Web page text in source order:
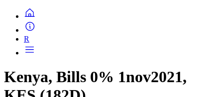
R
Kenya, Bills 0% 1nov2021,